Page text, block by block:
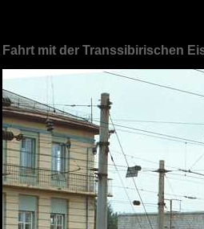
Fahrt mit der Transsibirischen